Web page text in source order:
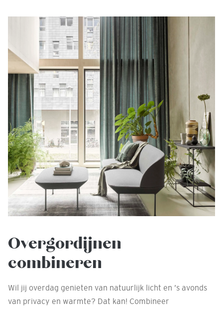
Overgordijnen
combineren
Wil jij overdag genieten van natuurlijk licht en ’s avonds
van privacy en warmte? Dat kan! Combineer